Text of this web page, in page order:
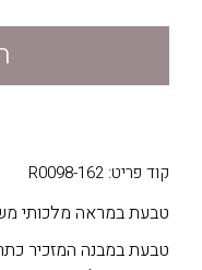
קוד פריט: R0098-162
טבעת במראה מלכותי
טבעת במבנה המזכיר